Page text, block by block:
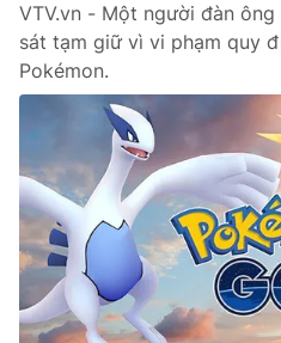
VTV.vn - Một người đàn
sát tạm giữ vì vi phạm quy
Pokémon.